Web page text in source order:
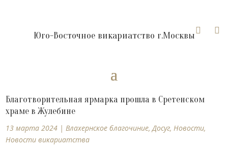
 
Юго-Восточное викариатство г.Москвы
Благотворительная ярмарка прошла в Сретенском
храме в Жулебине
13 марта 2024 |Влахернское благочиние,Досуг,Новости,
Новости викариатства